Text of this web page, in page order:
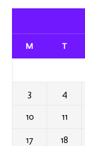
M T
3 4
10 11
17 18